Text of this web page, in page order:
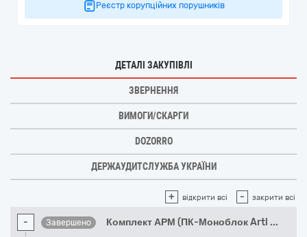
Реєстр корупційних порушників
ДЕТАЛІ ЗАКУПІВЛІ
ЗВЕРНЕННЯ
ВИМОГИ/СКАРГИ
DOZORRO
ДЕРЖАУДИТСЛУЖБА УКРАЇНИ
+ відкрити всі - закрити всі
- Завершено Комплект АРМ (ПК-Моноблок Artl ...